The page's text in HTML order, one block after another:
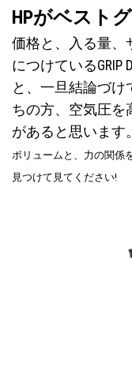
HPがベスト
価格と、入る量、
につけているGRIP
と、一旦結論づ
ちの方、空気圧を
があると思います。
ボリュームと、力の関係
見つけて見てください!